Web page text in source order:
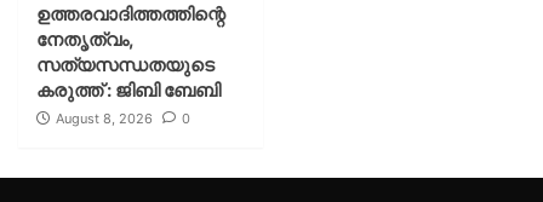
ഉത്തരവാദിത്തത്തിന്റെ
നേതൃത്വം,
സത്യസന്ധതയുടെ
കരുത്ത് : ജിബി ബേബി
August 8, 2026 0